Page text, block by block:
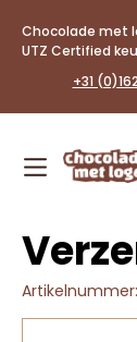
Chocolade met
UTZ Certified
+31
Artikelnummer: